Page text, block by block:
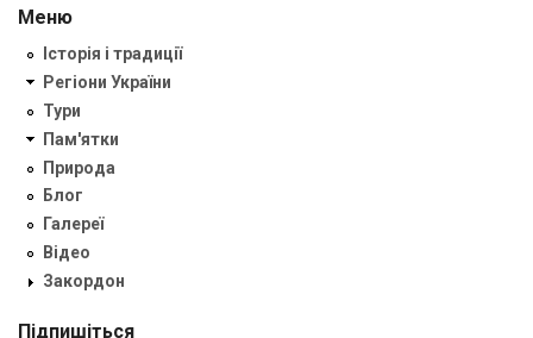
Меню
Історія і традиції
Регіони України
Тури
Пам'ятки
Природа
Блог
Галереї
Відео
Закордон
Підпишіться